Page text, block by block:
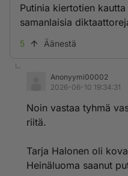
Putinia kiertotien
samanlaisia
5 Äänestä
Anonyymi00002
2026-06-10 19:34:31
Noin vastaa tyhmä
riitä.
Tarja Halonen oli
Heinäluoma saanut